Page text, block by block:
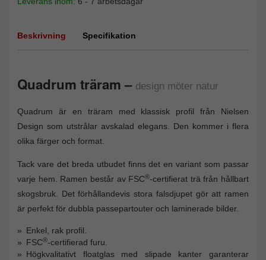
Beskrivning Specifikation
Quadrum träram – design möter natur
Quadrum är en träram med klassisk profil från Nielsen
Design som utstrålar avskalad elegans. Den kommer i flera
olika färger och format.
Tack vare det breda utbudet finns det en variant som passar
varje hem. Ramen består av FSC®-certifierat trä från hållbart
skogsbruk. Det förhållandevis stora falsdjupet gör att ramen
är perfekt för dubbla passepartouter och laminerade bilder.
Enkel, rak profil.
FSC®-certifierad furu.
Högkvalitativt floatglas med slipade kanter garanterar